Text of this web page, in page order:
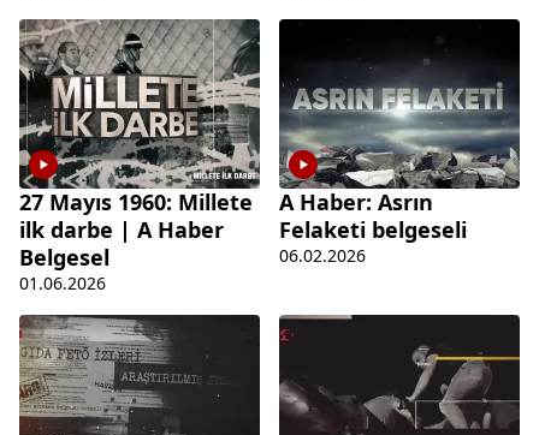
27 Mayıs 1960: Millete
ilk darbe | A Haber
Belgesel
01.06.2026
A Haber: Asrın
Felaketi belgeseli
06.02.2026